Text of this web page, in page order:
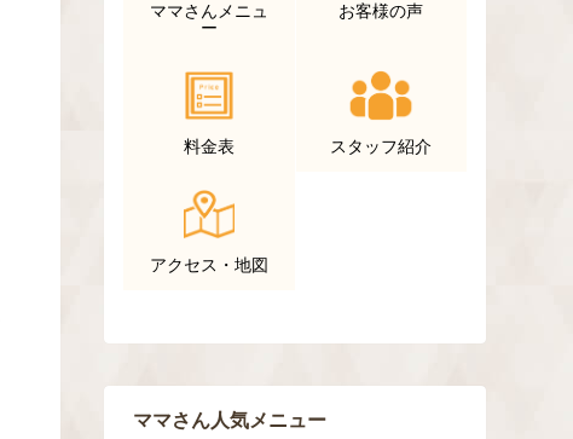
ママさんメニュ
ー
お客様の声
料金表 スタッフ紹介
アクセス・地図
ママさん人気メニュー